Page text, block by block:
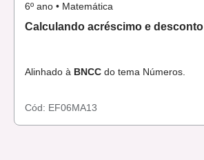
6º ano • Matemática
Calculando acréscimo e desconto
Alinhado à BNCC do tema Números.
Cód: EF06MA13